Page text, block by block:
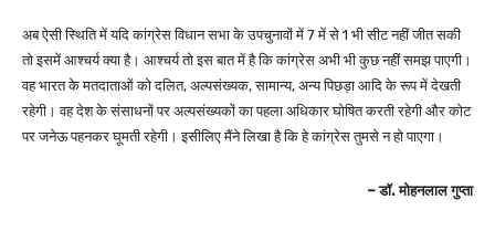
अब ऐसी स्थिति में यदि कांग्रेस विधान सभा के उपचुनावों में 7 में से 1 भी सीट नहीं जीत सकी
तो इसमें आश्चर्य क्या है। आश्चर्य तो इस बात में है कि कांग्रेस अभी भी कुछ नहीं समझ पाएगी।
वह भारत के मतदाताओं को दलित, अल्पसंख्यक, सामान्य, अन्य पिछड़ा आदि के रूप में देखती
रहेगी। वह देश के संसाधनों पर अल्पसंख्यकों का पहला अधिकार घोषित करती रहेगी और कोट
पर जनेऊ पहनकर घूमती रहेगी। इसीलिए मैंने लिखा है कि हे कांग्रेस तुमसे न हो पाएगा।
– डॉ. मोहनलाल गुप्ता